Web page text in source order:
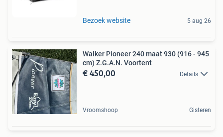
Bezoek website 5 aug 26
Walker Pioneer 240 maat 930 (916 - 945
cm) Z.G.A.N. Voortent
€ 450,00 Details
Vroomshoop Gisteren